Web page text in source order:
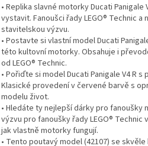
• Replika slavné motorky Ducati
vystavit. Fanoušci řady LEGO® Technic
stavitelskou výzvu.
• Postavte si vlastní model Ducati
této kultovní motorky. Obsahuje i
od LEGO® Technic.
• Pořiďte si model Ducati Panigale V4 R
Klasické provedení v červené barvě s
modelu život.
• Hledáte ty nejlepší dárky pro fanoušky
výzvu pro fanoušky řady LEGO®
jak vlastně motorky fungují.
• Tento poutavý model (42107) se